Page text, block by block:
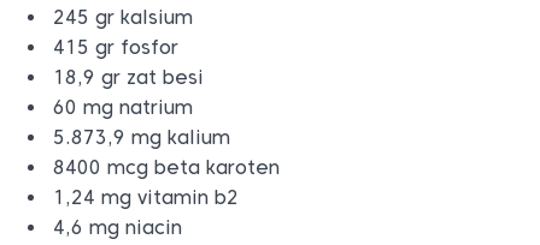
245 gr kalsium
415 gr fosfor
18,9 gr zat besi
60 mg natrium
5.873,9 mg kalium
8400 mcg beta karoten
1,24 mg vitamin b2
4,6 mg niacin